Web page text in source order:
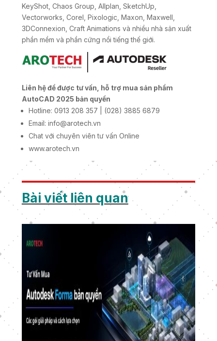
KeyShot, Chaos Group, Allplan, SketchUp,
Vectorworks, Corel, Pixologic, Maxon, Maxwell,
3DConnexion, Craft Animations và nhiều nhà sản xuất
phần mềm và phần cứng nổi tiếng thế giới.
Liên hệ để được tư vấn, hỗ trợ mua sản phẩm
AutoCAD 2025 bản quyền
Hotline: 0913 208 357 | (028) 3885 6879
Email: info@arotech.vn
Chat với chuyên viên tư vấn Online
www.arotech.vn
Bài viết liên quan